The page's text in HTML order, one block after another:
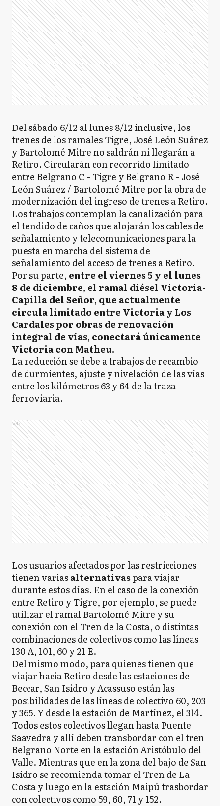
Del sábado 6/12 al lunes 8/12 inclusive, los
trenes de los ramales Tigre, José León Suárez
y Bartolomé Mitre no saldrán ni llegarán a
Retiro. Circularán con recorrido limitado
entre Belgrano C - Tigre y Belgrano R - José
León Suárez / Bartolomé Mitre por la obra de
modernización del ingreso de trenes a Retiro.
Los trabajos contemplan la canalización para
el tendido de caños que alojarán los cables de
señalamiento y telecomunicaciones para la
puesta en marcha del sistema de
señalamiento del acceso de trenes a Retiro.
Por su parte, entre el viernes 5 y el lunes
8 de diciembre, el ramal diésel Victoria-
Capilla del Señor, que actualmente
circula limitado entre Victoria y Los
Cardales por obras de renovación
integral de vías, conectará únicamente
Victoria con Matheu.
La reducción se debe a trabajos de recambio
de durmientes, ajuste y nivelación de las vías
entre los kilómetros 63 y 64 de la traza
ferroviaria.
Ads
Los usuarios afectados por las restricciones
tienen variasalternativaspara viajar
durante estos días. En el caso de la conexión
entre Retiro y Tigre, por ejemplo, se puede
utilizar el ramal Bartolomé Mitre y su
conexión con el Tren de la Costa, o distintas
combinaciones de colectivos como las líneas
130 A, 101, 60 y 21 E.
Del mismo modo, para quienes tienen que
viajar hacia Retiro desde las estaciones de
Beccar, San Isidro y Acassuso están las
posibilidades de las líneas de colectivo 60, 203
y 365. Y desde la estación de Martínez, el 314.
Todos estos colectivos llegan hasta Puente
Saavedra y allí deben transbordar con el tren
Belgrano Norte en la estación Aristóbulo del
Valle. Mientras que en la zona del bajo de San
Isidro se recomienda tomar el Tren de La
Costa y luego en la estación Maipú trasbordar
con colectivos como 59, 60, 71 y 152.